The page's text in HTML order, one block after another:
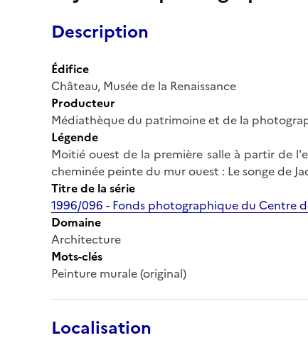
Description
Édifice
Château, Musée de la Renaissance
Producteur
Médiathèque du patrimoine et de la
Légende
Moitié ouest de la première salle à partir de
cheminée peinte du mur ouest : Le songe de
Titre de la série
1996/096 - Fonds photographique du Centre
Domaine
Architecture
Mots-clés
Peinture murale (original)
Localisation